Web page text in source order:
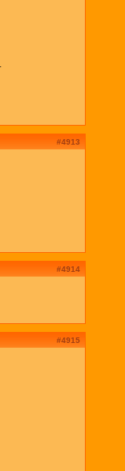
#4913
#4914
#4915